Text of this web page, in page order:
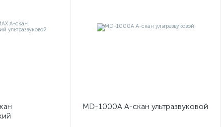
MD-1000A А-скан ультразвуковой